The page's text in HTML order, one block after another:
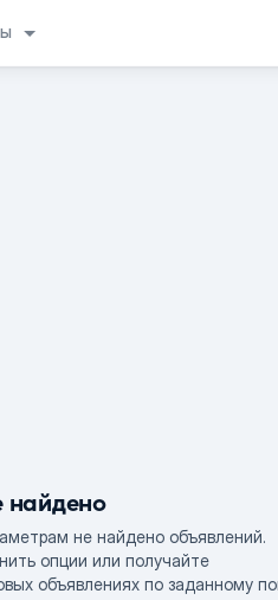
найдено
не найдено объявлений.
опции или получайте
объявлениях по заданному